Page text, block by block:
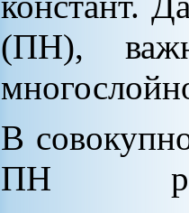
(ПН),
В
ПН